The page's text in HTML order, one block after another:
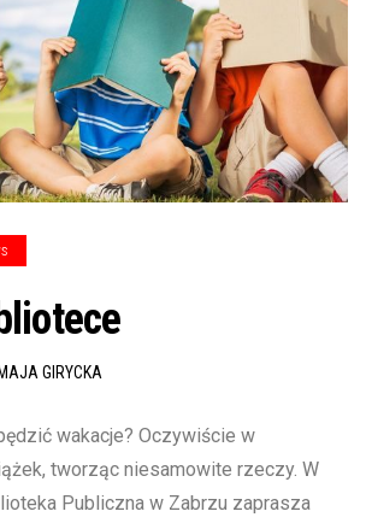
MAJA GIRYCKA
wakacje? Oczywiście w
tworząc niesamowite rzeczy. W
Publiczna w Zabrzu zaprasza